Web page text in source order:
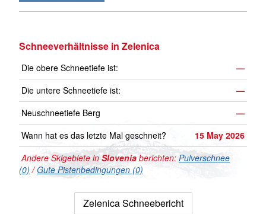
Schneeverhältnisse in Zelenica
Die obere Schneetiefe ist:
—
Die untere Schneetiefe ist:
—
Neuschneetiefe Berg
—
Wann hat es das letzte Mal geschneit?
15 May 2026
Andere Skigebiete inSlovenia berichten: Pulverschnee
(0) /Gute Pistenbedingungen (0)
Zelenica Schneebericht